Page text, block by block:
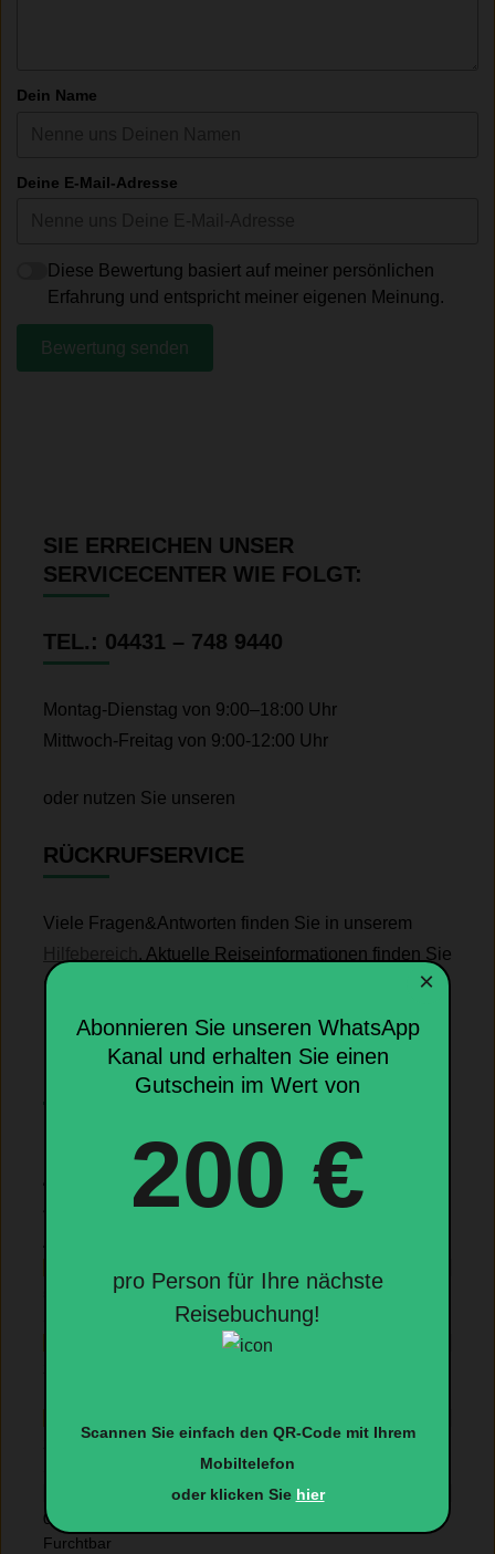
Dein Name
Deine E-Mail-Adresse
Diese Bewertung basiert auf meiner persönlichen
Erfahrung und entspricht meiner eigenen Meinung.
Bewertung senden
SIE ERREICHEN UNSER
SERVICECENTER WIE FOLGT:
TEL.: 04431 – 748 9440
Montag-Dienstag von 9:00–18:00 Uhr
Mittwoch-Freitag von 9:00-12:00 Uhr
oder nutzen Sie unseren
RÜCKRUFSERVICE
Viele Fragen&Antworten finden Sie in unserem
. Aktuelle Reiseinformationen finden Sie
unter
KUNDENBEWERTUNGEN
4,3
4,3 von 5 Sternen (basierend auf 14 Bewertungen)
Ausgezeichnet
Furchtbar
Abonnieren Sie unseren WhatsApp
Kanal und erhalten Sie einen
Gutschein im Wert von
200 €
pro Person für Ihre nächste
Reisebuchung!
Scannen Sie einfach den QR-Code mit Ihrem
Mobiltelefon
oder klicken Sie hier
×